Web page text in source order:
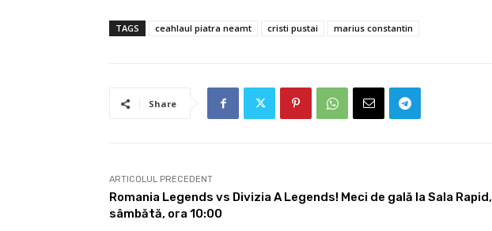
TAGS ceahlaul piatra neamt cristi pustai marius constantin
Share
ARTICOLUL PRECEDENT
Romania Legends vs Divizia A Legends! Meci de gală la Sala Rapid,
sâmbătă, ora 10:00